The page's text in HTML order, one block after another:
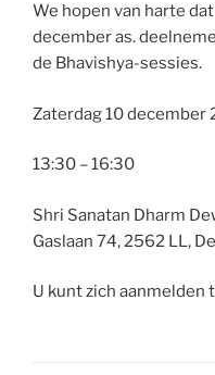
We hopen van harte
december as.
de Bhavishya-sessies.
Zaterdag 10 december
13:30 – 16:30
Shri Sanatan Dharm
Gaslaan 74, 2562 LL,
U kunt zich aanmelden